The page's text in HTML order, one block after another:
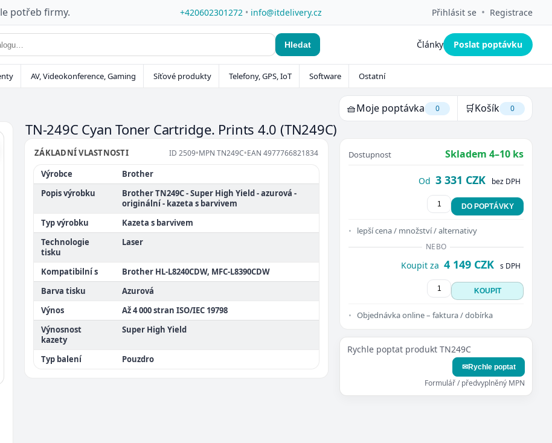
potřeb firmy. +420602301272 • info@itdelivery.cz Přihlásit se • Registrace
Hledat Články Poslat poptávku
AV, Videokonference, Gaming Síťové produkty Telefony, GPS, IoT Software Ostatní
🧺Moje poptávka 0 🛒Košík 0
TN-249C Cyan Toner Cartridge. Prints 4.0 (TN249C)
ZÁKLADNÍ VLASTNOSTI ID 2509•MPN TN249C•EAN 4977766821834
Výrobce
Brother
Popis výrobku
Brother TN249C - Super High Yield - azurová -
originální - kazeta s barvivem
Typ výrobku
Kazeta s barvivem
Technologie
tisku
Laser
Kompatibilní s
Brother HL-L8240CDW, MFC-L8390CDW
Barva tisku
Azurová
Výnos
Až 4 000 stran ISO/IEC 19798
Výnosnost
kazety
Super High Yield
Typ balení Pouzdro
Dostupnost Skladem 4–10 ks
Od 3 331 CZK bez DPH
DO POPTÁVKY
lepší cena / množství / alternativy
NEBO
Koupit za 4 149 CZK s DPH
KOUPIT
Objednávka online – faktura / dobírka
Rychle poptat produkt TN249C
✉Rychle poptat
Formulář / předvyplněný MPN